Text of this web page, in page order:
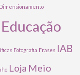
Dimensionamento
Educação
Fotografia Frases IAB
Loja Meio